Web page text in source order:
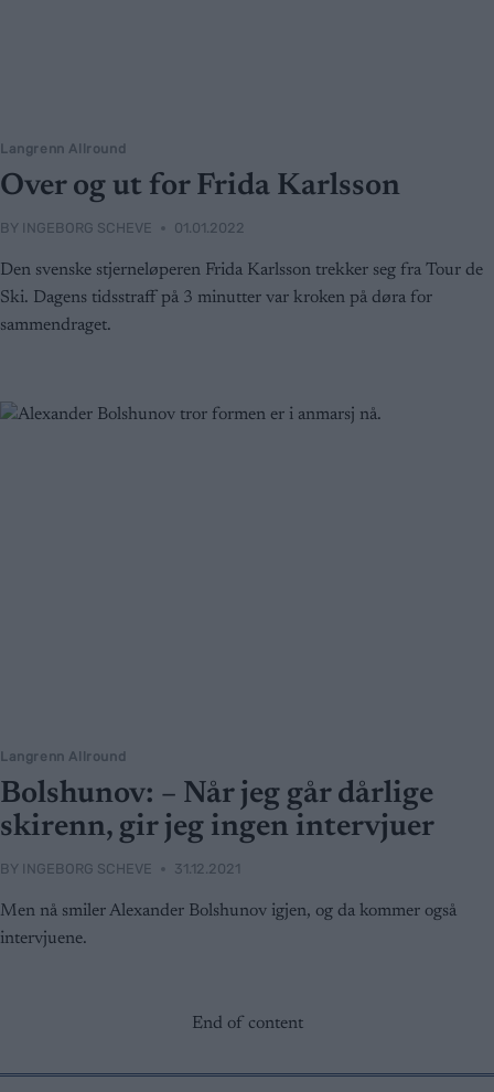
Langrenn Allround
Over og ut for Frida Karlsson
BY INGEBORG SCHEVE 01.01.2022
Den svenske stjerneløperen Frida Karlsson trekker seg fra Tour de
Ski. Dagens tidsstraff på 3 minutter var kroken på døra for
sammendraget.
Langrenn Allround
Bolshunov: – Når jeg går dårlige
skirenn, gir jeg ingen intervjuer
BY INGEBORG SCHEVE 31.12.2021
Men nå smiler Alexander Bolshunov igjen, og da kommer også
intervjuene.
End of content